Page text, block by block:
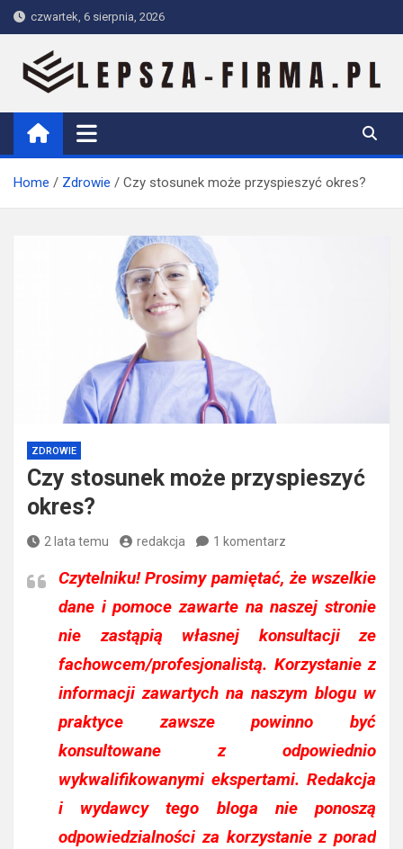
Skip
to
content
czwartek, 6 sierpnia, 2026
Lepsza-firma.pl
Home Zdrowie Czy stosunek może przyspieszyć okres?
ZDROWIE
Czy stosunek może przyspieszyć
okres?
2 lata temu redakcja 1 komentarz
Czytelniku!Prosimy pamiętać, że wszelkie
dane i pomoce zawarte na naszej stronie
nie zastąpią własnej konsultacji ze
fachowcem/profesjonalistą. Korzystanie z
informacji zawartych na naszym blogu w
praktyce zawsze powinno być
konsultowane z odpowiednio
wykwalifikowanymi ekspertami. Redakcja
i wydawcy tego bloga nie ponoszą
odpowiedzialności za korzystanie z porad